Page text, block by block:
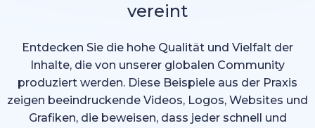
vereint
Entdecken Sie die hohe Qualität und Vielfalt der
Inhalte, die von unserer globalen Community
produziert werden. Diese Beispiele aus der Praxis
zeigen beeindruckende Videos, Logos, Websites und
Grafiken, die beweisen, dass jeder schnell und